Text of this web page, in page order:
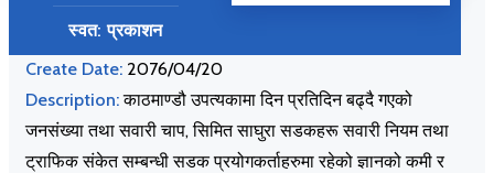
स्वत: प्रकाशन
File Size:670KB
Create Type:application/pdf
Create Date: 2076/04/20
Description:काठमाण्डौ उपत्यकामा दिन प्रतिदिन बढ्दै गएको
जनसंख्या तथा सवारी चाप, सिमित साघुरा सडकहरू सवारी नियम तथा
ट्राफिक संकेत सम्बन्धी सडक प्रयोगकर्ताहरुमा रहेको ज्ञानको कमी र